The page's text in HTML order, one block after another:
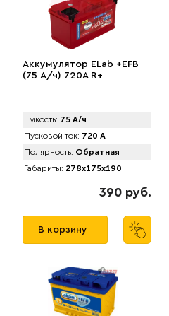
Аккумулятор ELab +EFB
(75 А/ч) 720A R+
Емкость: 75 А/ч
Пусковой ток: 720 А
Полярность: Обратная
Габариты: 278x175x190
390 руб.
В корзину